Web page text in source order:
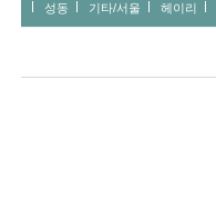
성동
기타/서울 헤이리